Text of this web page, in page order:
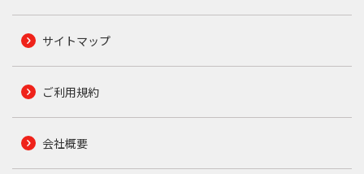
サイトマップ
ご利用規約
会社概要